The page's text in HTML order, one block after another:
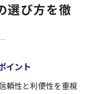
選び方を徹
イント
頼性と利便性を重視